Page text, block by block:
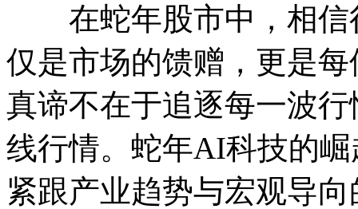
在蛇年股市中，相信
仅是市场的馈赠，更是每
真谛不在于追逐每一波
线行情。蛇年AI科技的
紧跟产业趋势与宏观导